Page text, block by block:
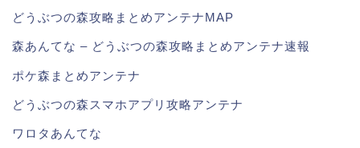
どうぶつの森攻略まとめアンテナMAP
森あんてな – どうぶつの森攻略まとめアンテナ速報
ポケ森まとめアンテナ
どうぶつの森スマホアプリ攻略アンテナ
ワロタあんてな